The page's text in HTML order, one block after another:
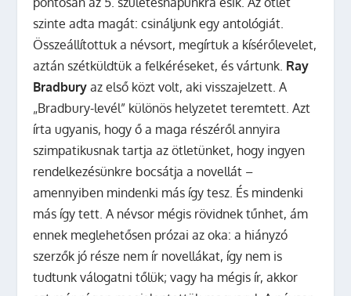
szinte adta magát: csináljunk egy antológiát.
Összeállítottuk a névsort, megírtuk a kísérőlevelet,
aztán szétküldtük a felkéréseket, és vártunk. Ray
Bradbury az első közt volt, aki visszajelzett. A
„Bradbury-levél” különös helyzetet teremtett. Azt
írta ugyanis, hogy ő a maga részéről annyira
szimpatikusnak tartja az ötletünket, hogy ingyen
rendelkezésünkre bocsátja a novellát –
amennyiben mindenki más így tesz. És mindenki
más így tett. A névsor mégis rövidnek tűnhet, ám
ennek meglehetősen prózai az oka: a hiányzó
szerzők jó része nem ír novellákat, így nem is
tudtunk válogatni tőlük; vagy ha mégis ír, akkor